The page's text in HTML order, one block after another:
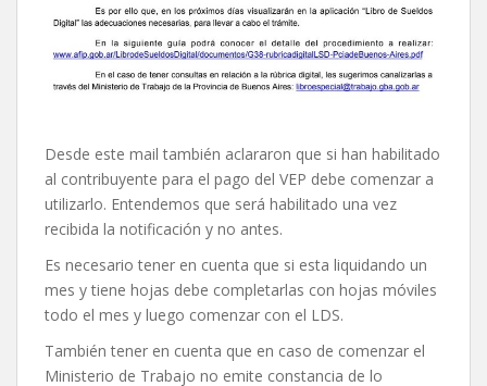
Desde este mail también aclararon que si han habilitado
al contribuyente para el pago del VEP debe comenzar a
utilizarlo. Entendemos que será habilitado una vez
recibida la notificación y no antes.
Es necesario tener en cuenta que si esta liquidando un
mes y tiene hojas debe completarlas con hojas móviles
todo el mes y luego comenzar con el LDS.
También tener en cuenta que en caso de comenzar el
Ministerio de Trabajo no emite constancia de lo